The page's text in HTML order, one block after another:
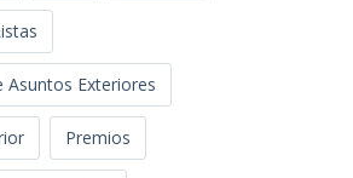
Asuntos Exteriores
Premios